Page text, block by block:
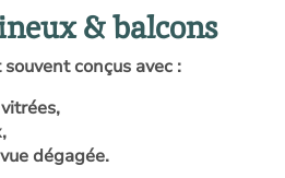
& balcons
conçus avec :
dégagée.